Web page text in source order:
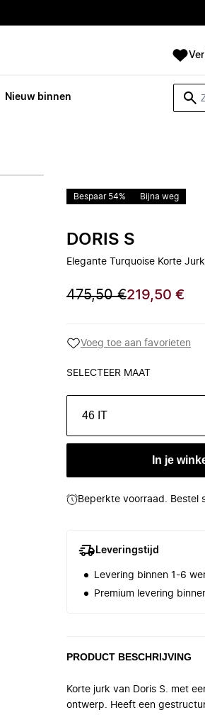
Nieuw binnen
Bespaar 54% Bijna weg
DORIS S
Elegante Turquoise Korte Jurk
475,50 €219,50 €
Voeg toe aan favorieten
SELECTEER MAAT
46 IT
In je
Beperkte voorraad. Bestel
Leveringstijd
Levering binnen 1-6
Premium levering
PRODUCT BESCHRIJVING
Korte jurk van Doris S. met
ontwerp. Heeft een